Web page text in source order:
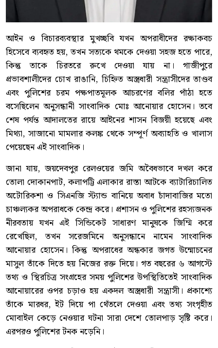
আইন ও বিচারব্যবস্থার মুখচ্ছবি যখন অপরাধীদের রক্ষাকবচ
হিসেবে ব্যবহৃত হয়, তখন সত্যকে থমকে দেওয়া সহজ হতে পারে,
কিন্তু তাকে চিরতরে রুখে দেওয়া যায় না। গাজীপুরে
প্রভাবশালীদের চোখ রাঙানি, চিহ্নিত অস্ত্রধারী সন্ত্রাসীদের তাণ্ডব
এবং পুলিশের চরম পক্ষপাতমূলক আচরণের বলির পাঁঠা হতে
বসেছিলেন অনুসন্ধানী সাংবাদিক মোঃ আনোয়ার হোসেন। তবে
শেষ পর্যন্ত আদালতের রায়ে আইনের শাসন বিজয়ী হয়েছে এবং
মিথ্যা, সাজানো মামলার কলঙ্ক থেকে সম্পূর্ণ অব্যাহতি ও খালাস
পেয়েছেন এই সাংবাদিক।
জানা যায়, জয়দেবপুর রেলওয়ের জমি অবৈধভাবে দখল করে
তোলা দোকানপাট, কলাপট্টি এলাকার রাস্তা আটকে ব্যাটারিচালিত
অটোরিকশা ও সিএনজি স্ট্যান্ড বানিয়ে অবাধ চাঁদাবাজির মতো
চাঞ্চল্যকর অপরাধকে কেন্দ্র করে। প্রশাসন ও পুলিশের রহস্যজনক
নীরবতায় যখন এই সিন্ডিকেট সাধারণ মানুষকে জিম্মি করে
রেখেছিল, তখন সরেজমিনে অনুসন্ধানে নামেন সাংবাদিক
আনোয়ার হোসেন। কিন্তু অপরাধের অন্ধকার জগত উন্মোচনের
মাসুল তাঁকে দিতে হয় নিজের রক্ত দিয়ে। গত বছরের ৬ আগস্টে
তথ্য ও স্থিরচিত্র সংগ্রহের সময় পুলিশের উপস্থিতিতেই সাংবাদিক
আনোয়ারের ওপর চড়াও হয় একদল অস্ত্রধারী সন্ত্রাসী। প্রকাশ্যে
তাঁকে মারধর, ইট দিয়ে পা থেঁতলে দেওয়া এবং তথ্য সংগৃহীত
মোবাইল কেড়ে নেওয়ার ঘটনা সারা দেশে তোলপাড় সৃষ্টি করে।
এরপরও পুলিশের টনক নড়েনি।